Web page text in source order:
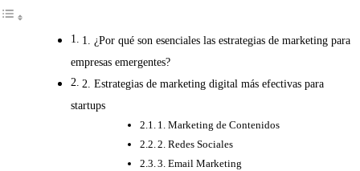
1. ¿Por qué son esenciales las estrategias de marketing para
empresas emergentes?
2. Estrategias de marketing digital más efectivas para
startups
1. Marketing de Contenidos
2. Redes Sociales
3. Email Marketing